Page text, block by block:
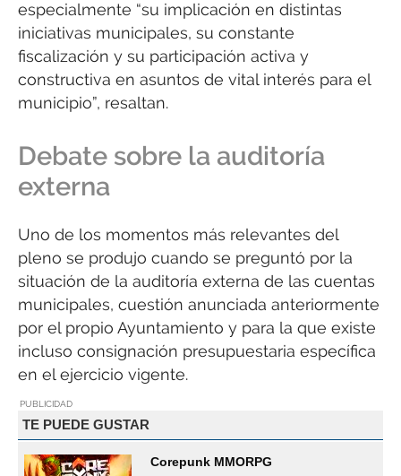
especialmente “su implicación en distintas
iniciativas municipales, su constante
fiscalización y su participación activa y
constructiva en asuntos de vital interés para el
municipio”, resaltan.
Debate sobre la auditoría
externa
Uno de los momentos más relevantes del
pleno se produjo cuando se preguntó por la
situación de la auditoría externa de las cuentas
municipales, cuestión anunciada anteriormente
por el propio Ayuntamiento y para la que existe
incluso consignación presupuestaria específica
en el ejercicio vigente.
PUBLICIDAD
TE PUEDE GUSTAR
Corepunk MMORPG